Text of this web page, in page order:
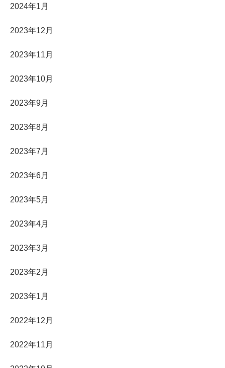
2024年1月
2023年12月
2023年11月
2023年10月
2023年9月
2023年8月
2023年7月
2023年6月
2023年5月
2023年4月
2023年3月
2023年2月
2023年1月
2022年12月
2022年11月